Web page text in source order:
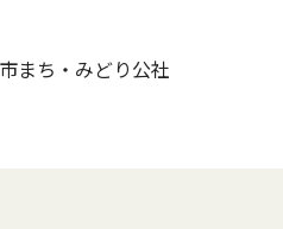
まち・みどり公社